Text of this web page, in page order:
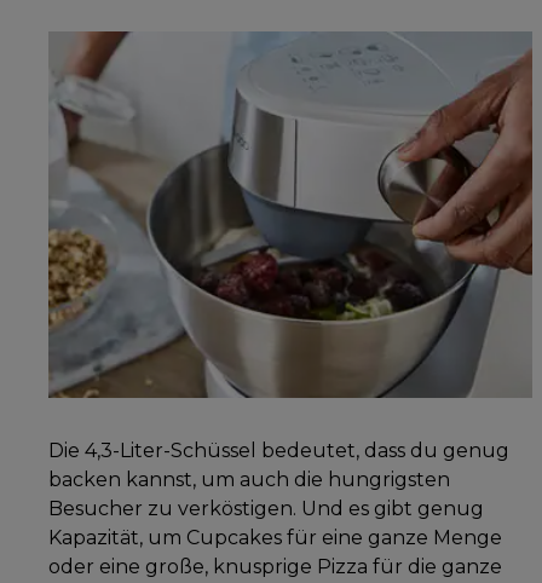
Die 4,3-Liter-Schüssel bedeutet, dass du genug
backen kannst, um auch die hungrigsten
Besucher zu verköstigen. Und es gibt genug
Kapazität, um Cupcakes für eine ganze Menge
oder eine große, knusprige Pizza für die ganze